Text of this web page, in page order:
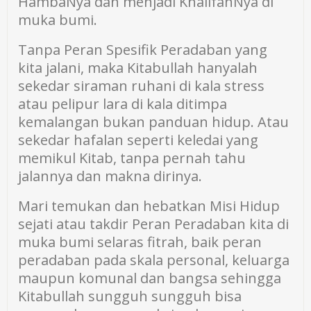
muka bumi.
Tanpa Peran Spesifik Peradaban yang
kita jalani, maka Kitabullah hanyalah
sekedar siraman ruhani di kala stress
atau pelipur lara di kala ditimpa
kemalangan bukan panduan hidup. Atau
sekedar hafalan seperti keledai yang
memikul Kitab, tanpa pernah tahu
jalannya dan makna dirinya.
Mari temukan dan hebatkan Misi Hidup
sejati atau takdir Peran Peradaban kita di
muka bumi selaras fitrah, baik peran
peradaban pada skala personal, keluarga
maupun komunal dan bangsa sehingga
Kitabullah sungguh sungguh bisa